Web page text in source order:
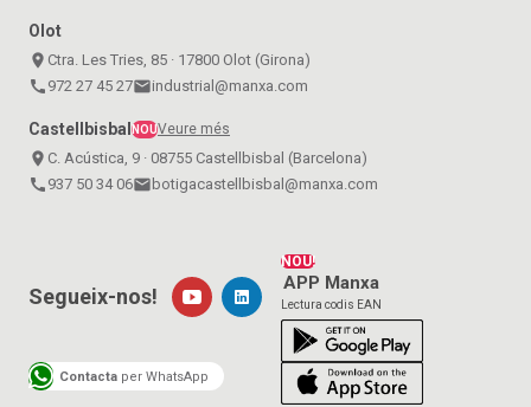
Olot
place Ctra. Les Tries, 85 · 17800 Olot (Girona)
call 972 27 45 27emailindustrial@manxa.com
Castellbisbal NOUVeure més
place C. Acústica, 9 · 08755 Castellbisbal (Barcelona)
call 937 50 34 06emailbotigacastellbisbal@manxa.com
NOU!
APP Manxa
Lectura codis EAN
Segueix-nos!
Contacta per WhatsApp